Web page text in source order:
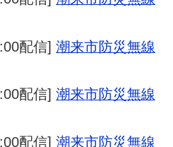
配信] 潮来市防災無線
配信] 潮来市防災無線
配信] 潮来市防災無線